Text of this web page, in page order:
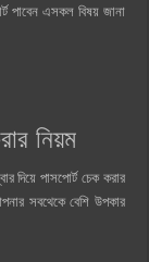
পাবেন এসকল বিষয় জানা
নিয়ম
দিয়ে পাসপোর্ট চেক করার
সবথেকে বেশি উপকার